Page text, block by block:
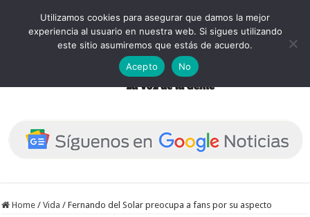
Home / Vida / Fernando del Solar preocupa a fans por su aspecto
Utilizamos cookies para asegurar que damos la mejor
experiencia al usuario en nuestra web. Si sigues utilizando
este sitio asumiremos que estás de acuerdo.
Acepto
No